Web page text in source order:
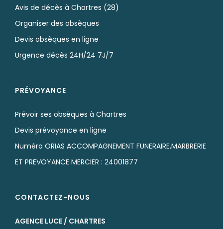
Avis de décès à Chartres (28)
Organiser des obsèques
Devis obsèques en ligne
Urgence décès 24H/24 7J/7
PRÉVOYANCE
Prévoir ses obsèques à Chartres
Devis prévoyance en ligne
Numéro ORIAS ACCOMPAGNEMENT FUNERAIRE,MARBRERIE
ET PREVOYANCE MERCIER : 24001877
CONTACTEZ-NOUS
AGENCE LUCE / CHARTRES